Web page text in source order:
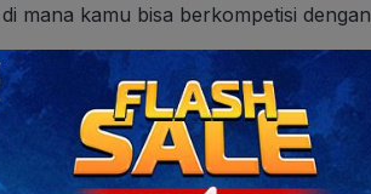
mana kamu bisa berkompetisi dengan
zona berdasarkan poin XP yang
yang bisa datang kapan saja.
akan semakin banyak XP (Experience